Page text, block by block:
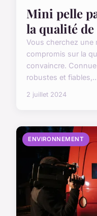
Mini pelle
la qualité
Vous cherchez une
compromis sur la
convaincre.
robustes et
2 juillet 2024
ENVIRONNEMENT